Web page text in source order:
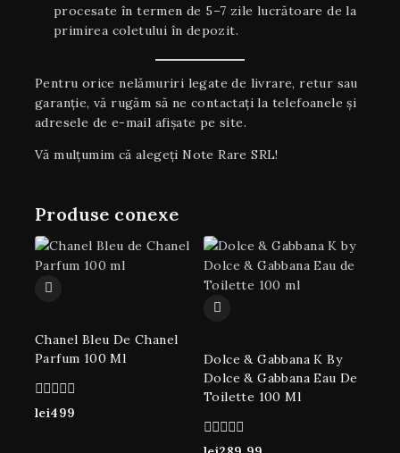
procesate în termen de 5–7 zile lucrătoare de la
primirea coletului în depozit.
Pentru orice nelămuriri legate de livrare, retur sau
garanţie, vă rugăm să ne contactați la telefoanele și
adresele de e-mail afișate pe site.
Vă mulțumim că alegeți Note Rare SRL!
Produse conexe
Chanel Bleu De Chanel
Parfum 100 Ml
0
lei499
Dolce & Gabbana K By
Dolce & Gabbana Eau De
Toilette 100 Ml
0